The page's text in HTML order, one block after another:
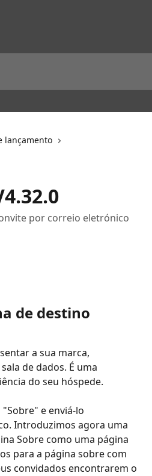
lançamento
por correio eletrónico
de destino
a sua marca,
de dados. É uma
do seu hóspede.
e enviá-lo
Introduzimos agora uma
Sobre como uma página
para a página sobre com
convidados encontrarem o